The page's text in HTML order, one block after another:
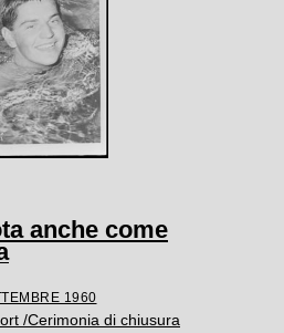
anche come
1960
/Cerimonia di chiusura